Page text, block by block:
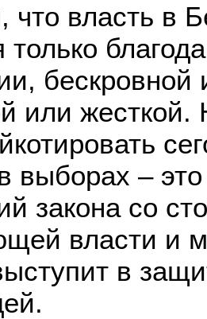
что власть в
только
бескровной
или жесткой.
выборах –
закона со
власти и
в